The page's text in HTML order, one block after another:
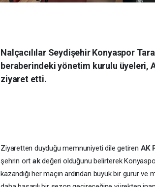
Nalçacılılar Seydişehir Konyaspor
beraberindeki yönetim kurulu üyeleri,
ziyaret etti.
Ziyaretten duyduğu memnuniyeti dile getiren AK
şehrin ort akdeğeri olduğunu belirterek
kazandığı her maçın ardından büyük bir gurur